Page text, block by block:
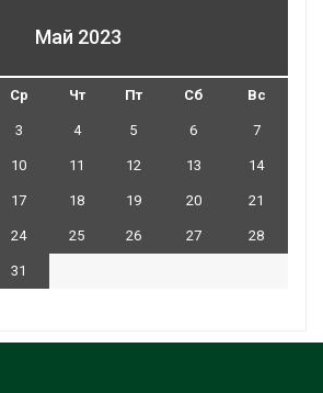
Май 2023
Ср Чт Пт Сб Вс
3 4 5 6 7
10 11 12 13 14
17 18 19 20 21
24 25 26 27 28
31